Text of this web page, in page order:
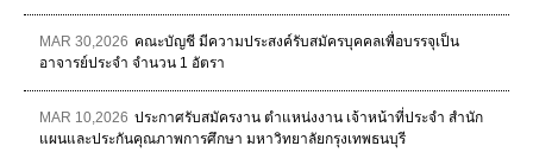
MAR 30,2026 คณะบัญชี มีความประสงค์รับสมัครบุคคลเพื่อบรรจุเป็น
อาจารย์ประจำ จำนวน 1 อัตรา
MAR 10,2026 ประกาศรับสมัครงาน ตำแหน่งงาน เจ้าหน้าที่ประจำ สำนัก
แผนและประกันคุณภาพการศึกษา มหาวิทยาลัยกรุงเทพธนบุรี